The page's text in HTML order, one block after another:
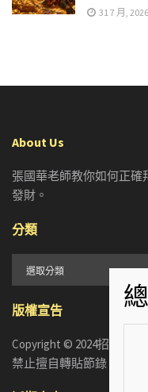
31 7 月, 2026
About Us
張國華老師教你如何正
發財。
分類
版權宣告
Copyright © 2024招財張國
禁止擅自轉貼節錄